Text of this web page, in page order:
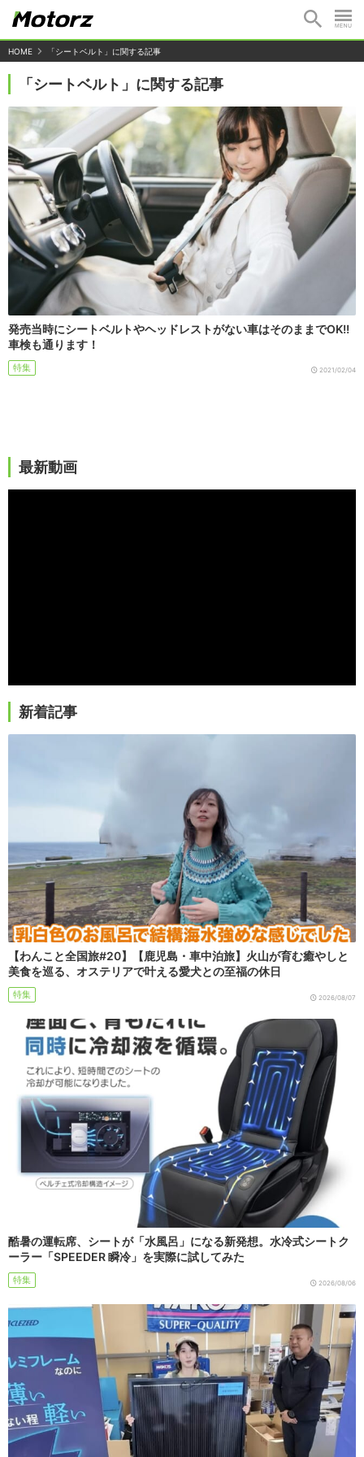
HOME 「シートベルト」に関する記事
「シートベルト」に関する記事
発売当時にシートベルトやヘッドレストがない車はそのままでOK!!
車検も通ります！
特集 2021/02/04
最新動画
新着記事
【わんこと全国旅#20】【鹿児島・車中泊旅】火山が育む癒やしと
美食を巡る、オステリアで叶える愛犬との至福の休日
特集 2026/08/07
酷暑の運転席、シートが「水風呂」になる新発想。水冷式シートク
ーラー「SPEEDER 瞬冷」を実際に試してみた
特集 2026/08/06